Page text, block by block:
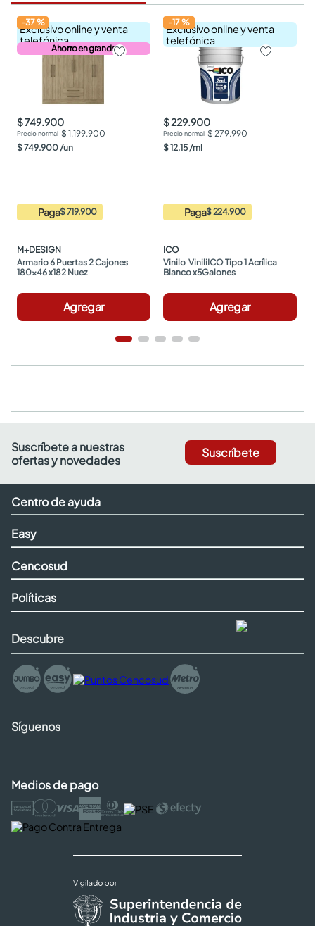
Exclusivo online y venta
telefónica
Ahorro en grande
-37%
$ 749.900
$ 1.199.900
$749.900 /un
Paga$ 719.900
M+DESIGN
Armario 6 Puertas 2 Cajones
180x46 x182 Nuez
Agregar
Exclusivo online y venta
telefónica
-17%
$ 229.900
$ 279.990
$12,15 /ml
Paga$ 224.900
ICO
Vinilo  ViniliICO Tipo 1 Acrílica
Blanco x5Galones
Agregar
Suscríbete a nuestras
ofertas y novedades
Suscríbete
Centro de ayuda
Easy
Cencosud
Políticas
Descubre
Síguenos
Medios de pago